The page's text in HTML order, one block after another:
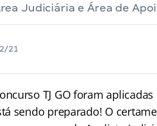
Judiciária e Área de
21
TJ GO foram
sendo preparado! O